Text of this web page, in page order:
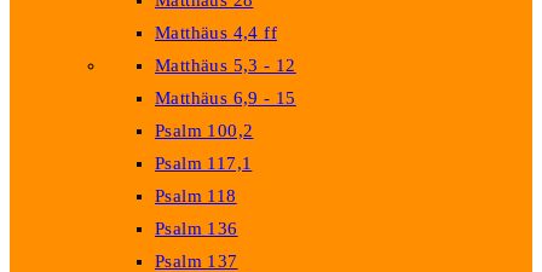
Matthäus 4,4 ff
Matthäus 5,3 - 12
Matthäus 6,9 - 15
Psalm 100,2
Psalm 117,1
Psalm 118
Psalm 136
Psalm 137